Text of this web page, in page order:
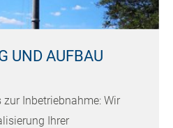
UND AUFBAU
Inbetriebnahme: Wir
Ihrer